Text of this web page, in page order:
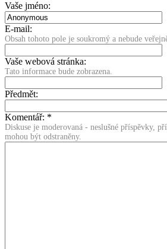
Vaše jméno:
E-mail:
Obsah tohoto pole je soukromý a nebude
Vaše webová stránka:
Tato informace bude zobrazena.
Předmět:
Komentář: *
Diskuse je moderovaná - neslušné příspěvky,
mohou být odstraněny.